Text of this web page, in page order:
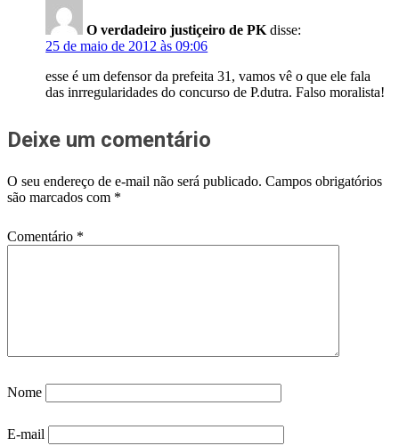
O verdadeiro justiçeiro de PK disse:
25 de maio de 2012 às 09:06
esse é um defensor da prefeita 31, vamos vê o que ele fala
das inrregularidades do concurso de P.dutra. Falso moralista!
Deixe um comentário
O seu endereço de e-mail não será publicado. Campos obrigatórios
são marcados com *
Comentário *
Nome
E-mail